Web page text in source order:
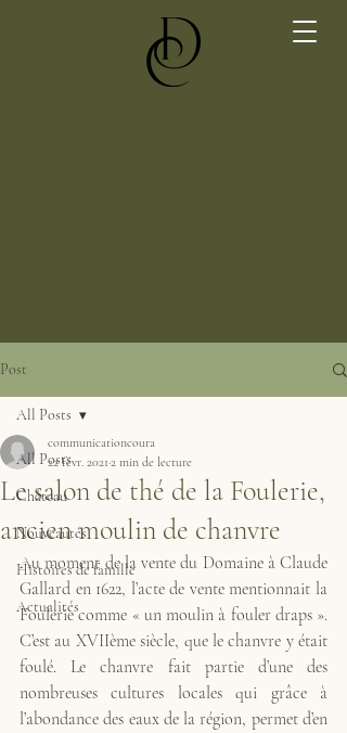
Post
All Posts
Château
Nouveautés
Histoires de famille
Actualités
All Posts
Le salon de thé de la Foulerie,
ancien moulin de chanvre
communicationcoura
22 févr. 2021 2 min de lecture
Au moment de la vente du Domaine à Claude
Gallard en 1622, l’acte de vente mentionnait la
Foulerie comme « un moulin à fouler draps ».
C’est au XVIIème siècle, que le chanvre y était
foulé. Le chanvre fait partie d’une des
nombreuses cultures locales qui grâce à
l’abondance des eaux de la région, permet d’en